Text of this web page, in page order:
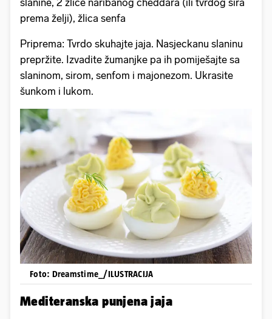
slanine, 2 žlice naribanog cheddara (ili tvrdog sira
prema želji), žlica senfa
Priprema: Tvrdo skuhajte jaja. Nasjeckanu slaninu
prepržite. Izvadite žumanjke pa ih pomiješajte sa
slaninom, sirom, senfom i majonezom. Ukrasite
šunkom i lukom.
Foto: Dreamstime_/ILUSTRACIJA
Mediteranska punjena jaja